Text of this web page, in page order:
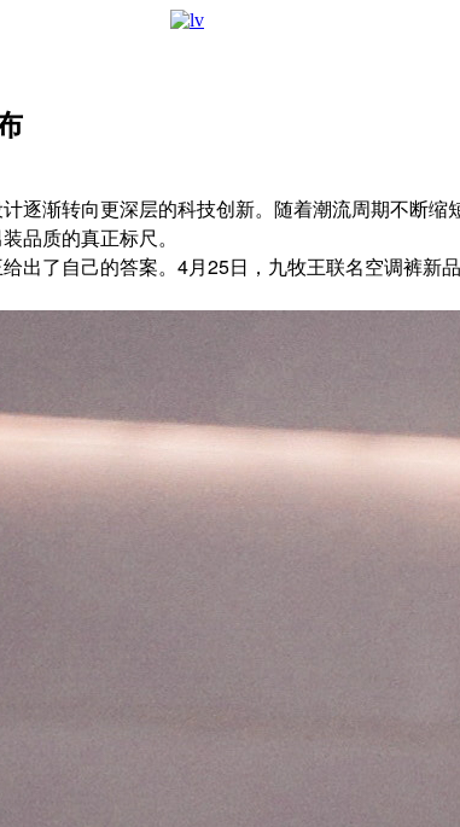
逐渐转向更深层的科技创新。随着潮流周期不断
品质的真正标尺。
出了自己的答案。4月25日，九牧王联名空调裤新